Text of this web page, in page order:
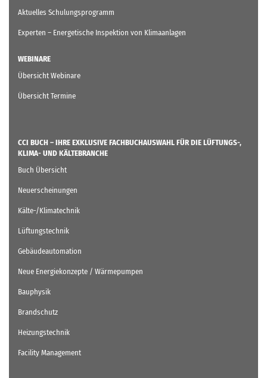
Aktuelles Schulungsprogramm
Experten – Energetische Inspektion von Klimaanlagen
WEBINARE
Übersicht Webinare
Übersicht Termine
CCI BUCH – IHRE EXKLUSIVE FACHBUCHAUSWAHL FÜR DIE LÜFTUNGS-,
KLIMA- UND KÄLTEBRANCHE
Buch Übersicht
Neuerscheinungen
Kälte-/Klimatechnik
Lüftungstechnik
Gebäudeautomation
Neue Energiekonzepte / Wärmepumpen
Bauphysik
Brandschutz
Heizungstechnik
Facility Management